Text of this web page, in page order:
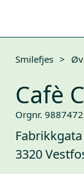
Smilefjes >
Cafè
Orgnr.
Fabrikkgata
3320